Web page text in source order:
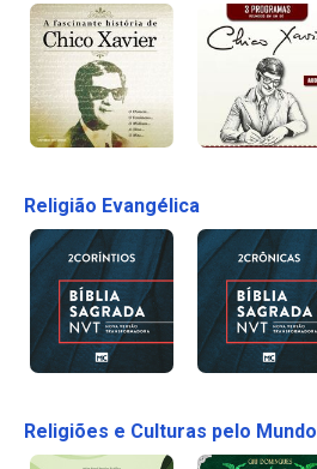
Religião Evangélica
Religiões e Culturas pelo Mundo